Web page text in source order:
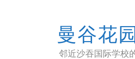
曼谷花
邻近沙吞国际学校